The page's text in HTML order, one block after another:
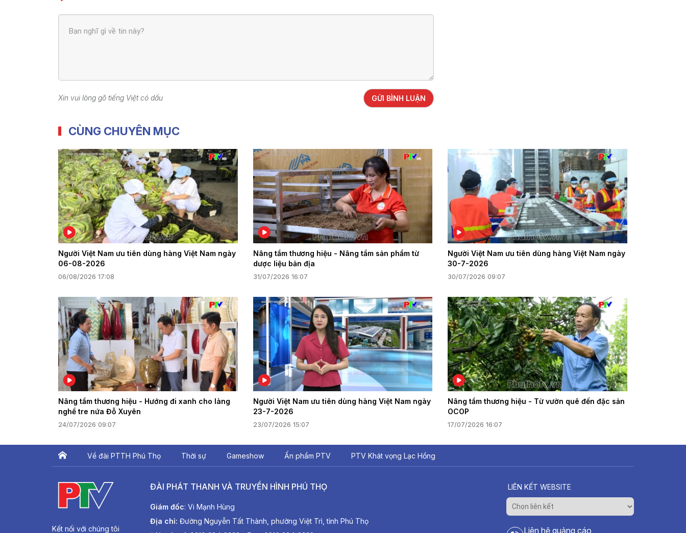
Xin vui lòng gõ tiếng Việt có dấu GỬI BÌNH LUẬN
CÙNG CHUYÊN MỤC
Người Việt Nam ưu tiên dùng hàng Việt Nam ngày
06-08-2026
06/08/2026 17:08
Nâng tầm thương hiệu - Nâng tầm sản phẩm từ
dược liệu bản địa
31/07/2026 16:07
Người Việt Nam ưu tiên dùng hàng Việt Nam ngày
30-7-2026
30/07/2026 09:07
Nâng tầm thương hiệu - Hướng đi xanh cho làng
nghề tre nứa Đỗ Xuyên
24/07/2026 09:07
Người Việt Nam ưu tiên dùng hàng Việt Nam ngày
23-7-2026
23/07/2026 15:07
Nâng tầm thương hiệu - Từ vườn quê đến đặc sản
OCOP
17/07/2026 16:07
Về đài PTTH Phú Thọ Thời sự Gameshow Ấn phẩm PTV PTV Khát vọng Lạc Hồng
Kết nối với chúng tôi
ĐÀI PHÁT THANH VÀ TRUYỀN HÌNH PHÚ THỌ
Giám đốc: Vi Mạnh Hùng
Địa chỉ: Đường Nguyễn Tất Thành, phường Việt Trì, tỉnh Phú Thọ
LIÊN KẾT WEBSITE
Liên hệ quảng cáo